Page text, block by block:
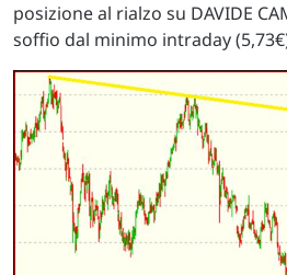
posizione al rialzo su DAVIDE
soffio dal minimo intraday